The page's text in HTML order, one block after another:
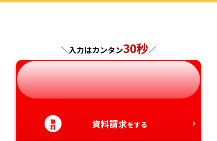
神奈川県
長野県
岐阜県
静岡県
愛知県
兵庫県
奈良県
和歌山県
広島県
山口県
徳島県
香川県
長崎県
熊本県
大分県
宮崎県
＼入力はカンタン30秒／
無
料 資料請求をする